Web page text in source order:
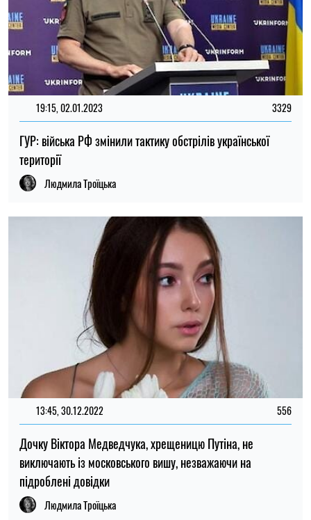
19:15, 02.01.2023 3329
ГУР: війська РФ змінили тактику обстрілів української
території
Людмила Троїцька
13:45, 30.12.2022 556
Дочку Віктора Медведчука, хрещеницю Путіна, не
виключають із московського вишу, незважаючи на
підроблені довідки
Людмила Троїцька